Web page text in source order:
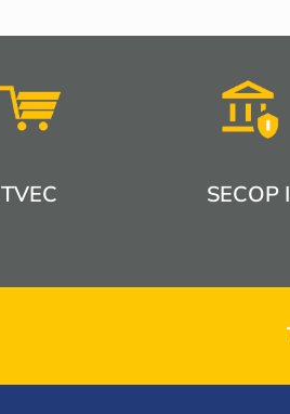
TVEC SECOP I